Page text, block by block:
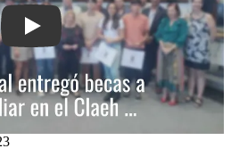
Play: Junta Departamental entregó